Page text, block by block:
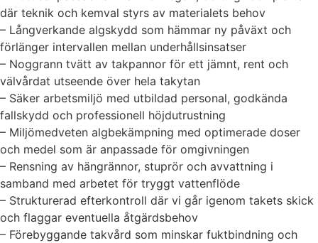
där teknik och kemval styrs av materialets behov
– Långverkande algskydd som hämmar ny påväxt och
förlänger intervallen mellan underhållsinsatser
– Noggrann tvätt av takpannor för ett jämnt, rent och
välvårdat utseende över hela takytan
– Säker arbetsmiljö med utbildad personal, godkända
fallskydd och professionell höjdutrustning
– Miljömedveten algbekämpning med optimerade doser
och medel som är anpassade för omgivningen
– Rensning av hängrännor, stuprör och avvattning i
samband med arbetet för tryggt vattenflöde
– Strukturerad efterkontroll där vi går igenom takets skick
och flaggar eventuella åtgärdsbehov
– Förebyggande takvård som minskar fuktbindning och